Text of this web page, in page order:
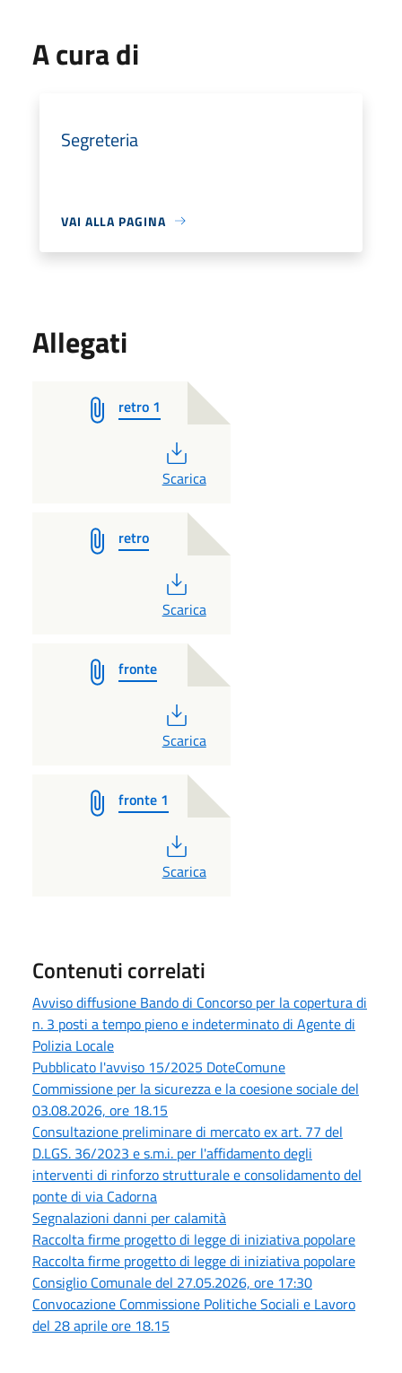
A cura di
Segreteria
VAI ALLA PAGINA
Allegati
retro 1
PDF
Scarica
retro
PDF
Scarica
fronte
PDF
Scarica
fronte 1
PDF
Scarica
Contenuti correlati
Avviso diffusione Bando di Concorso per la copertura di
n. 3 posti a tempo pieno e indeterminato di Agente di
Polizia Locale
Pubblicato l'avviso 15/2025 DoteComune
Commissione per la sicurezza e la coesione sociale del
03.08.2026, ore 18.15
Consultazione preliminare di mercato ex art. 77 del
D.LGS. 36/2023 e s.m.i. per l'affidamento degli
interventi di rinforzo strutturale e consolidamento del
ponte di via Cadorna
Segnalazioni danni per calamità
Raccolta firme progetto di legge di iniziativa popolare
Raccolta firme progetto di legge di iniziativa popolare
Consiglio Comunale del 27.05.2026, ore 17:30
Convocazione Commissione Politiche Sociali e Lavoro
del 28 aprile ore 18.15